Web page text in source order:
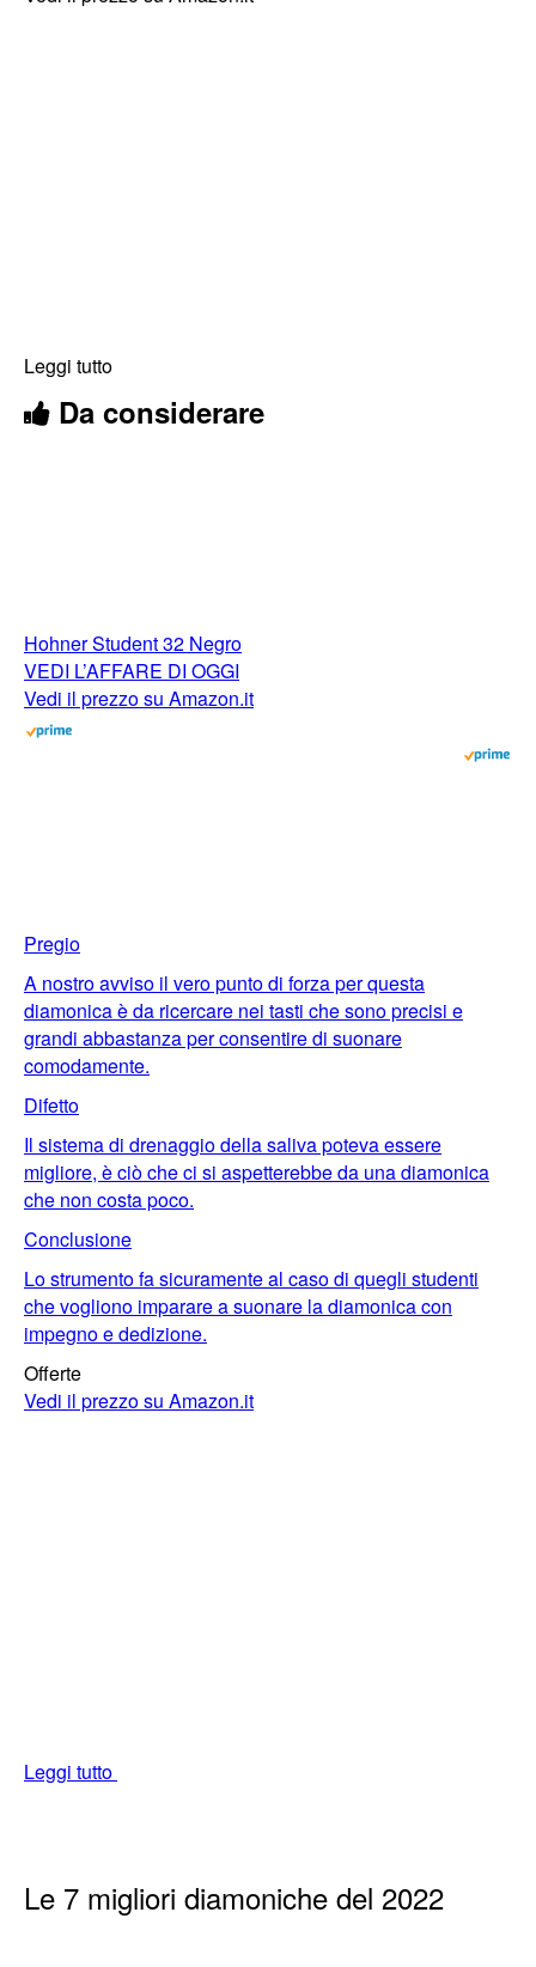
Leggi tutto
Da considerare
Hohner Student 32 Negro
VEDI L’AFFARE DI OGGI
Vedi il prezzo su Amazon.it
Pregio
A nostro avviso il vero punto di forza per questa
diamonica è da ricercare nei tasti che sono precisi e
grandi abbastanza per consentire di suonare
comodamente.
Difetto
Il sistema di drenaggio della saliva poteva essere
migliore, è ciò che ci si aspetterebbe da una diamonica
che non costa poco.
Conclusione
Lo strumento fa sicuramente al caso di quegli studenti
che vogliono imparare a suonare la diamonica con
impegno e dedizione.
Offerte
Vedi il prezzo su Amazon.it
Leggi tutto
Le 7 migliori diamoniche del 2022